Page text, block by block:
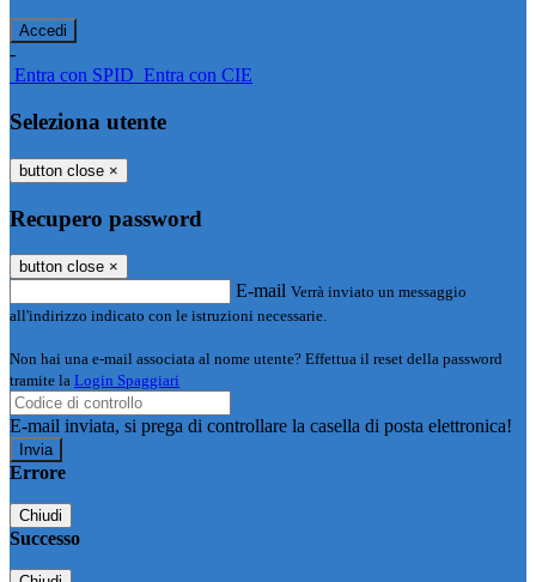
-
Entra con SPID Entra con CIE
Seleziona utente
button close ×
Recupero password
button close ×
E-mail Verrà inviato un messaggio
all'indirizzo indicato con le istruzioni necessarie.
Non hai una e-mail associata al nome utente? Effettua il reset della password
tramite la Login Spaggiari
E-mail inviata, si prega di controllare la casella di posta elettronica!
Errore
Chiudi
Successo